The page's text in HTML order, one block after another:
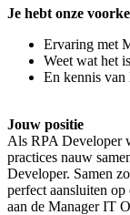
Je hebt onze
Ervaring met
Weet wat het
En kennis van
Jouw positie
Als RPA Developer
practices nauw
Developer. Samen
perfect aansluiten op
aan de Manager IT